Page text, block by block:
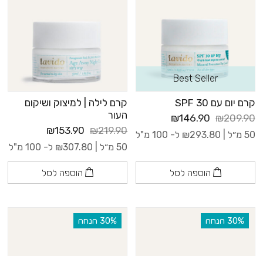
Best Seller
קרם יום עם 30 SPF
₪209.90
₪146.90
50 מ״ל | ₪293.80 ל- 100 מ"ל
הוספה לסל
קרם לילה | למיצוק ושיקום
העור
₪219.90
₪153.90
50 מ״ל | ₪307.80 ל- 100 מ"ל
הוספה לסל
‫30% הנחה ‫30% הנחה